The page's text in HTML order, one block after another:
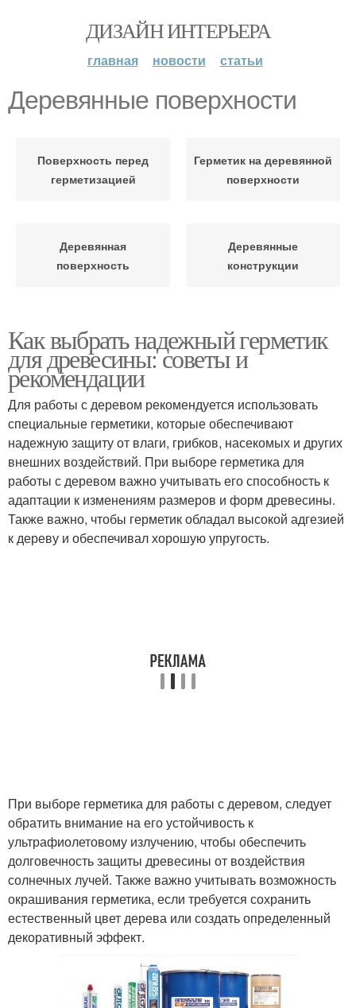
ДИЗАЙН ИНТЕРЬЕРА
главная новости статьи
Деревянные поверхности
Поверхность перед
герметизацией
Герметик на деревянной
поверхности
Деревянная
поверхность
Деревянные
конструкции
Как выбрать надежный герметик
для древесины: советы и
рекомендации
Для работы с деревом рекомендуется использовать
специальные герметики, которые обеспечивают
надежную защиту от влаги, грибков, насекомых и других
внешних воздействий. При выборе герметика для
работы с деревом важно учитывать его способность к
адаптации к изменениям размеров и форм древесины.
Также важно, чтобы герметик обладал высокой адгезией
к дереву и обеспечивал хорошую упругость.
При выборе герметика для работы с деревом, следует
обратить внимание на его устойчивость к
ультрафиолетовому излучению, чтобы обеспечить
долговечность защиты древесины от воздействия
солнечных лучей. Также важно учитывать возможность
окрашивания герметика, если требуется сохранить
естественный цвет дерева или создать определенный
декоративный эффект.